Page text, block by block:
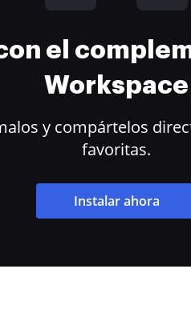
el
Workspace
y compártelos
favoritas.
Instalar ahora